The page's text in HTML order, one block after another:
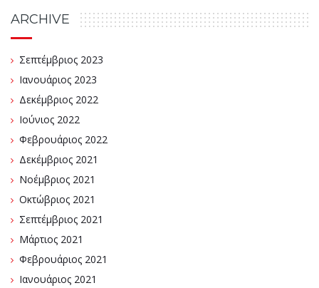
ARCHIVE
Σεπτέμβριος 2023
Ιανουάριος 2023
Δεκέμβριος 2022
Ιούνιος 2022
Φεβρουάριος 2022
Δεκέμβριος 2021
Νοέμβριος 2021
Οκτώβριος 2021
Σεπτέμβριος 2021
Μάρτιος 2021
Φεβρουάριος 2021
Ιανουάριος 2021